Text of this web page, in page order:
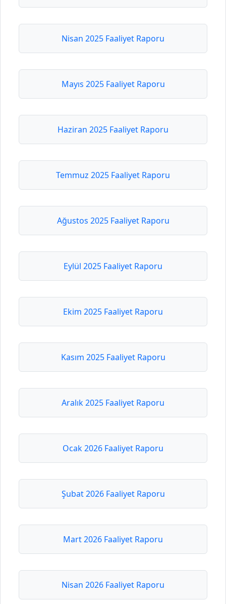
Nisan 2025 Faaliyet Raporu
Mayıs 2025 Faaliyet Raporu
Haziran 2025 Faaliyet Raporu
Temmuz 2025 Faaliyet Raporu
Ağustos 2025 Faaliyet Raporu
Eylül 2025 Faaliyet Raporu
Ekim 2025 Faaliyet Raporu
Kasım 2025 Faaliyet Raporu
Aralık 2025 Faaliyet Raporu
Ocak 2026 Faaliyet Raporu
Şubat 2026 Faaliyet Raporu
Mart 2026 Faaliyet Raporu
Nisan 2026 Faaliyet Raporu